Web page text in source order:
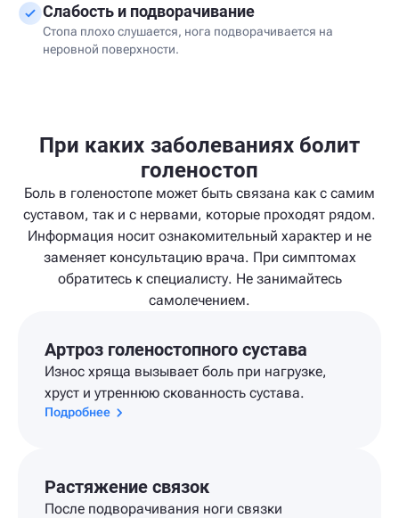
Слабость и подворачивание
Стопа плохо слушается, нога подворачивается на
неровной поверхности.
При каких заболеваниях болит
голеностоп
Боль в голеностопе может быть связана как с самим
суставом, так и с нервами, которые проходят рядом.
Информация носит ознакомительный характер и не
заменяет консультацию врача. При симптомах
обратитесь к специалисту. Не занимайтесь
самолечением.
Артроз голеностопного сустава
Износ хряща вызывает боль при нагрузке,
хруст и утреннюю скованность сустава.
Подробнее
Растяжение связок
После подворачивания ноги связки